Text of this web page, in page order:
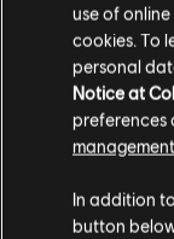
use of
cookies. To
personal
Notice at
preferences
In addition
button